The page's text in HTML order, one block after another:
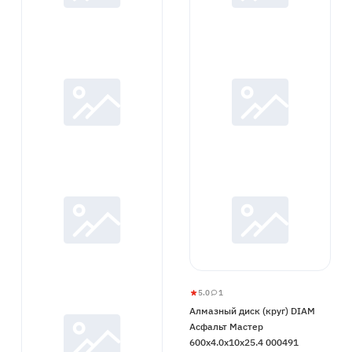
Алмазный
диск
(круг)
5.0
5
1 1
Алмазный диск (круг) DIAM
Асфальт Мастер
600x4.0x10x25.4 000491